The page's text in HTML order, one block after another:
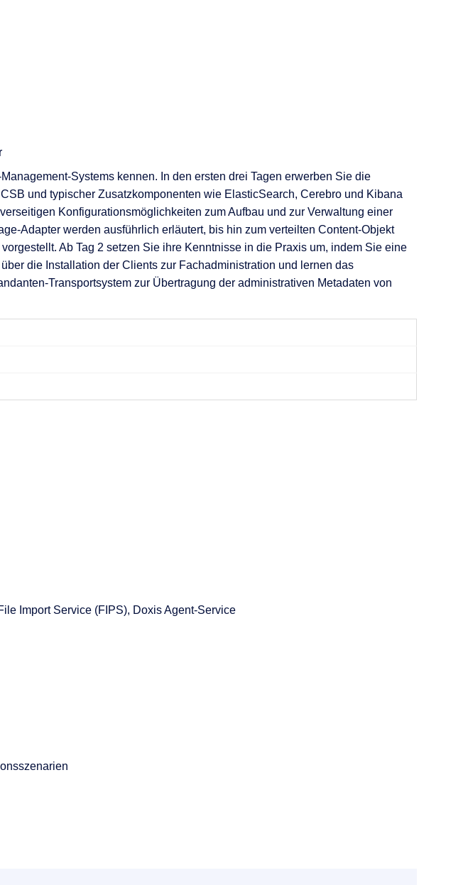
Systems kennen. In den ersten drei Tagen erwerben Sie die
und typischer Zusatzkomponenten wie ElasticSearch, Cerebro und Kibana
Konfigurationsmöglichkeiten zum Aufbau und zur Verwaltung einer
Adapter werden ausführlich erläutert, bis hin zum verteilten Content-Objekt
Ab Tag 2 setzen Sie ihre Kenntnisse in die Praxis um, indem Sie eine
die Installation der Clients zur Fachadministration und lernen das
Transportsystem zur Übertragung der administrativen Metadaten von
Import Service (FIPS), Doxis Agent-Service